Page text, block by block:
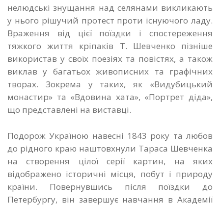
нелюдські знущання над селянами викликають
у нього рішучий протест проти існуючого ладу.
Враження від цієї поїздки і спостереження
тяжкого життя кріпаків Т. Шевченко пізніше
використав у своїх поезіях та повістях, а також
виклав у багатьох живописних та графічних
творах. Зокрема у таких, як «Видубицький
монастир» та «Вдовина хата», «Портрет діда»,
що представлені на виставці.
Подорож Україною навесні 1843 року та любов
до рідного краю наштовхнули Тараса Шевченка
на створення цілої серії картин, на яких
відображено історичні місця, побут і природу
країни. Повернувшись після поїздки до
Петербургу, він завершує навчання в Академії